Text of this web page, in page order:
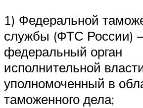
1) Федеральной
службы (ФТС России)
федеральный орган
исполнительной
уполномоченный в
таможенного дела;